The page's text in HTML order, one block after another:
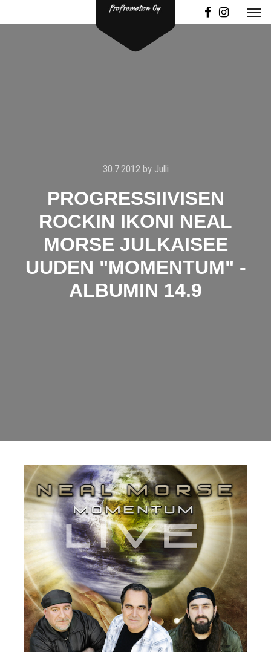
30.7.2012 by Julli
PROGRESSIIVISEN
ROCKIN IKONI NEAL
MORSE JULKAISEE
UUDEN "MOMENTUM" -
ALBUMIN 14.9